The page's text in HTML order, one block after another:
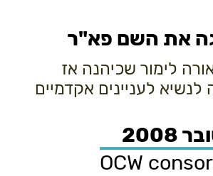
את השם פא"ר
לימור שכיהנה אז
לעניינים אקדמיים
2008
OCW